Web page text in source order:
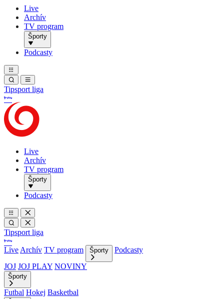
Live
Archív
TV program
Športy
Podcasty
Tipsport liga
Live
Archív
TV program
Športy
Podcasty
Tipsport liga
Live Archív TV program Športy
Podcasty
JOJ JOJ PLAY NOVINY
Športy
Futbal Hokej Basketbal